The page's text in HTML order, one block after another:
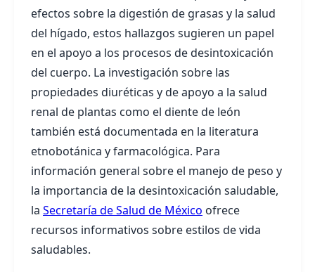
efectos sobre la digestión de grasas y la salud
del hígado, estos hallazgos sugieren un papel
en el apoyo a los procesos de desintoxicación
del cuerpo. La investigación sobre las
propiedades diuréticas y de apoyo a la salud
renal de plantas como el diente de león
también está documentada en la literatura
etnobotánica y farmacológica. Para
información general sobre el manejo de peso y
la importancia de la desintoxicación saludable,
la Secretaría de Salud de México ofrece
recursos informativos sobre estilos de vida
saludables.